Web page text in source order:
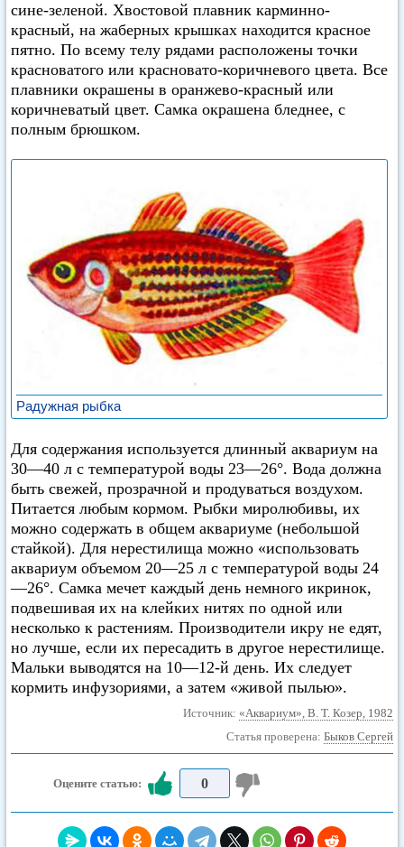
сине-зеленой. Хвостовой плавник карминно-
красный, на жаберных крышках находится красное
пятно. По всему телу рядами расположены точки
красноватого или красновато-коричневого цвета. Все
плавники окрашены в оранжево-красный или
коричневатый цвет. Самка окрашена бледнее, с
полным брюшком.
Радужная рыбка
Для содержания используется длинный аквариум на
30—40 л с температурой воды 23—26°. Вода должна
быть свежей, прозрачной и продуваться воздухом.
Питается любым кормом. Рыбки миролюбивы, их
можно содержать в общем аквариуме (небольшой
стайкой). Для нерестилища можно «использовать
аквариум объемом 20—25 л с температурой воды 24
—26°. Самка мечет каждый день немного икринок,
подвешивая их на клейких нитях по одной или
несколько к растениям. Производители икру не едят,
но лучше, если их пересадить в другое нерестилище.
Мальки выводятся на 10—12-й день. Их следует
кормить инфузориями, а затем «живой пылью».
Источник: «Аквариум», В. Т. Козер, 1982
Статья проверена: Быков Сергей
Оцените статью: 0